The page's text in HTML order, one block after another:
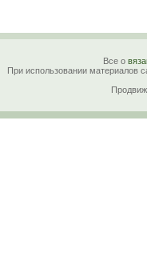
Все о
При использовании материалов